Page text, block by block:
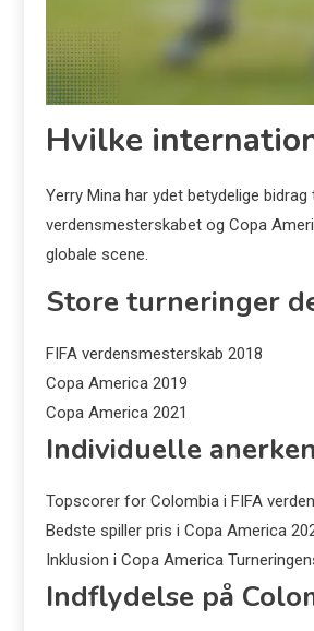
Hvilke
Yerry Mina har ydet betydelige
verdensmesterskabet og Copa
globale scene.
Store turneringer
FIFA verdensmesterskab 2018
Copa America 2019
Copa America 2021
Individuelle
Topscorer for Colombia i FIFA
Bedste spiller pris i Copa America
Inklusion i Copa America
Indflydelse på